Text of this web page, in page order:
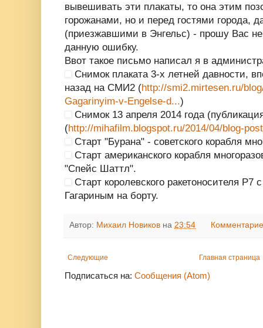
вывешивать эти плакаты, то она этим
горожанами, но и перед гостями города,
(приезжавшими в Энгельс) - прошу Вас не
данную ошибку.
Ввот такое письмо написал я в
Снимок плаката 3-х летней давности,
назад на СМИ2 (http://smi2.mirtesen.ru/
Gagarinyim-v-Engelse-d...)
Снимок 13 апреля 2014 года
(http://mihafilm.blogspot.ru/2014/04/blog-
Старт "Бурана" - советского корабля
Старт американского корабля
"Спейс Шаттл".
Старт королевского ракетоносителя Р7
Гагариным на борту.
Автор: Михаил Новиков на 23:54
Следующие Главная страница
Подписаться на: Сообщения (Atom)